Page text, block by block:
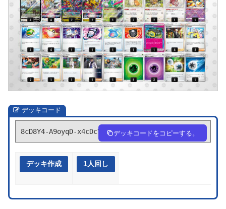
デッキコード
8cD8Y4-A9oyqD-x4cDcY デッキコードをコピーする。
デッキ作成 1人回し